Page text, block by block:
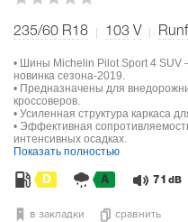
235/60 R18 103 V
• Шины Michelin Pilot Sport 4
новинка сезона-2019.
• Предназначены для
кроссоверов.
• Усиленная структура каркаса
• Эффективная
интенсивных осадках.
Показать полностью
D A 71 dB
в закладки сравнить